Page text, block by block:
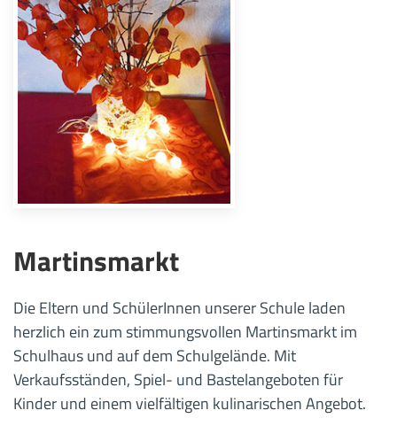
Martinsmarkt
Die Eltern und SchülerInnen unserer Schule laden
herzlich ein zum stimmungsvollen Martinsmarkt im
Schulhaus und auf dem Schulgelände. Mit
Verkaufsständen, Spiel- und Bastelangeboten für
Kinder und einem vielfältigen kulinarischen Angebot.